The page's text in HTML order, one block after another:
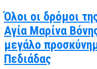
Όλοι οι δρόμοι
Αγία Μαρίνα
μεγάλο
Πεδιάδας